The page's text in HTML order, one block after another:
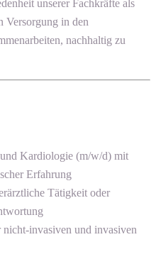
unserer Fachkräfte als
Versorgung in den
nachhaltig zu
Kardiologie (m/w/d) mit
Erfahrung
Tätigkeit oder
invasiven und invasiven